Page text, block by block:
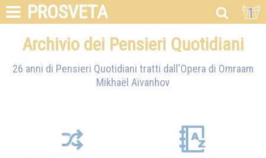
PROSVETA 1
Archivio dei Pensieri Quotidiani
26 anni di Pensieri Quotidiani tratti dall'Opera di Omraam
Mikhaël Aïvanhov